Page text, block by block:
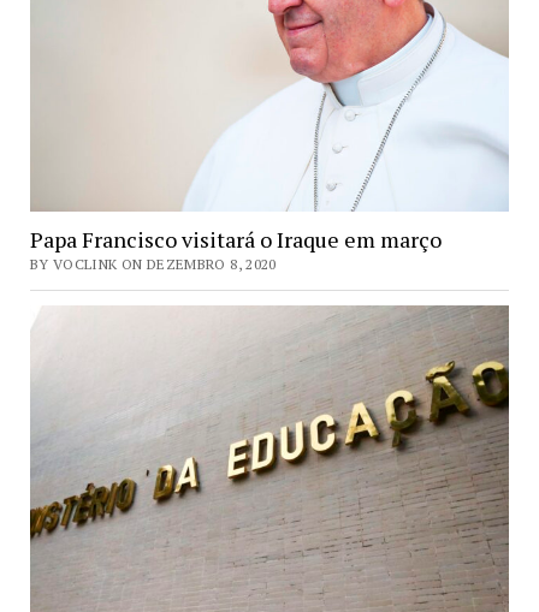
Papa Francisco visitará o Iraque em março
BY VOCLINK ON DEZEMBRO 8, 2020